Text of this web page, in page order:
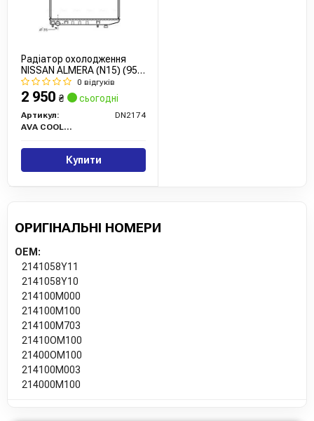
Радіатор охолодження
NISSAN ALMERA (N15) (95-)
1.6 i 16V (вир-во AVA)
0 відгуків
2 950 ₴ сьогодні
Артикул:
DN2174
AVA COOLING
Купити
ОРИГІНАЛЬНІ НОМЕРИ
OEM:
2141058Y11
2141058Y10
214100M000
214100M100
214100M703
21410OM100
21400OM100
214100M003
214000M100